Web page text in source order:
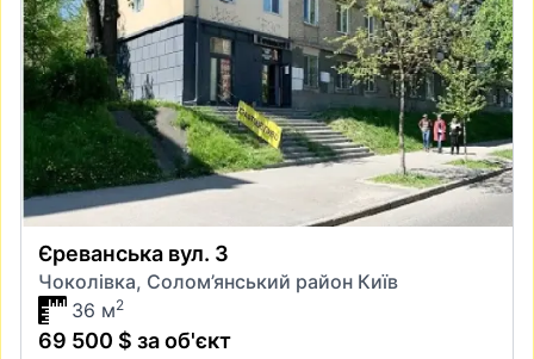
Єреванська вул. 3
Чоколівка, Солом’янський район Київ
36 м2
69 500 $ за об'єкт